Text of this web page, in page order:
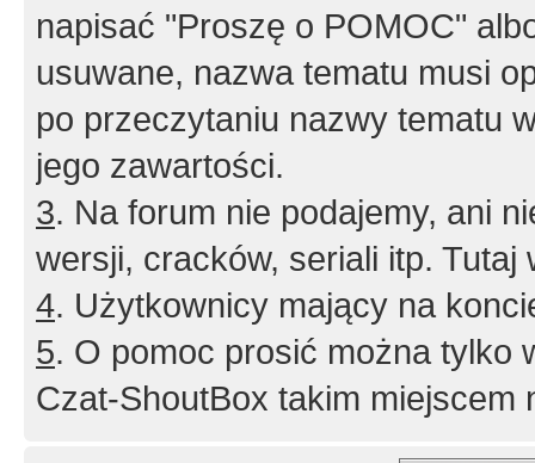
napisać "Proszę o POMOC"
usuwane, nazwa tematu musi
po przeczytaniu nazwy tematu
jego zawartości.
3. Na forum nie podajemy, ani
wersji, cracków, seriali itp. Tutaj
4. Użytkownicy mający na
5. O pomoc prosić można tylko
Czat-ShoutBox takim miejscem